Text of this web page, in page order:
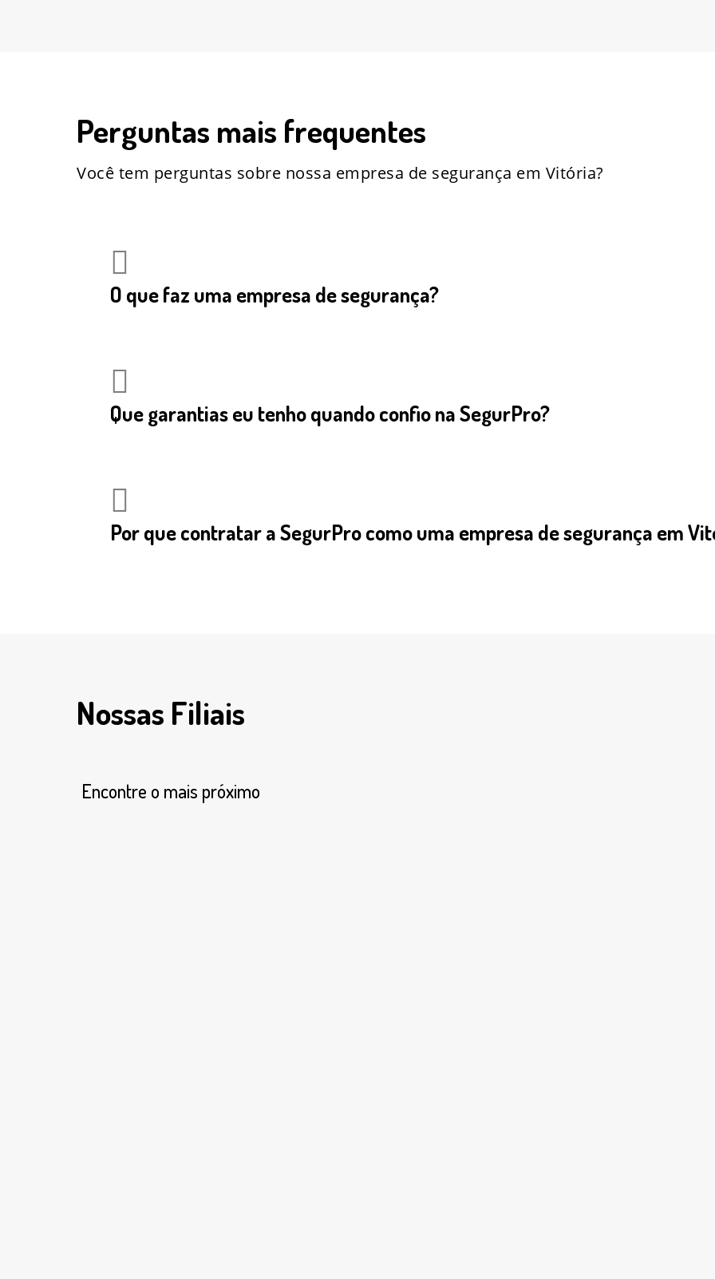
Perguntas mais frequentes
Você tem perguntas sobre nossa empresa de segurança em Vitória?
O que faz uma empresa de segurança?
Que garantias eu tenho quando confio na SegurPro?
Por que contratar a SegurPro como uma empresa de segurança em
Nossas Filiais
Encontre o mais próximo